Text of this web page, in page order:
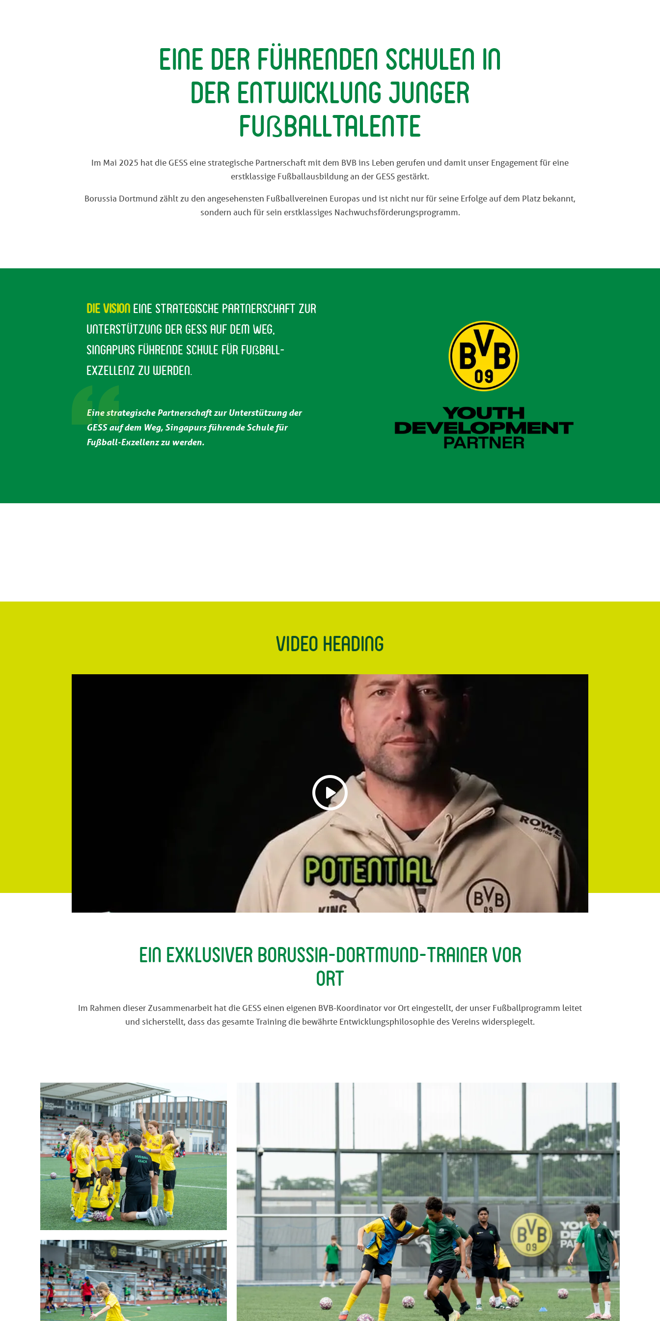
Eine der führenden Schulen in
der Entwicklung junger
Fußballtalente
Im Mai 2025 hat die GESS eine strategische Partnerschaft mit dem BVB ins Leben gerufen und damit unser Engagement für eine
erstklassige Fußballausbildung an der GESS gestärkt.
Borussia Dortmund zählt zu den angesehensten Fußballvereinen Europas und ist nicht nur für seine Erfolge auf dem Platz bekannt,
sondern auch für sein erstklassiges Nachwuchsförderungsprogramm.
Die Vision ㅤEine strategische Partnerschaft zur
Unterstützung der GESS auf dem Weg,
Singapurs führende Schule für Fußball-
Exzellenz zu werden.
Eine strategische Partnerschaft zur Unterstützung der
GESS auf dem Weg, Singapurs führende Schule für
Fußball-Exzellenz zu werden.
Video Heading
Ein exklusiver Borussia-Dortmund-Trainer VOR
ORT
Im Rahmen dieser Zusammenarbeit hat die GESS einen eigenen BVB-Koordinator vor Ort eingestellt, der unser Fußballprogramm leitet
und sicherstellt, dass das gesamte Training die bewährte Entwicklungsphilosophie des Vereins widerspiegelt.